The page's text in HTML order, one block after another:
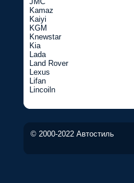
Kamaz
Kaiyi
KGM
Knewstar
Kia
Lada
Land Rover
Lexus
Lifan
Lincoiln
© 2000-2022 Автостиль